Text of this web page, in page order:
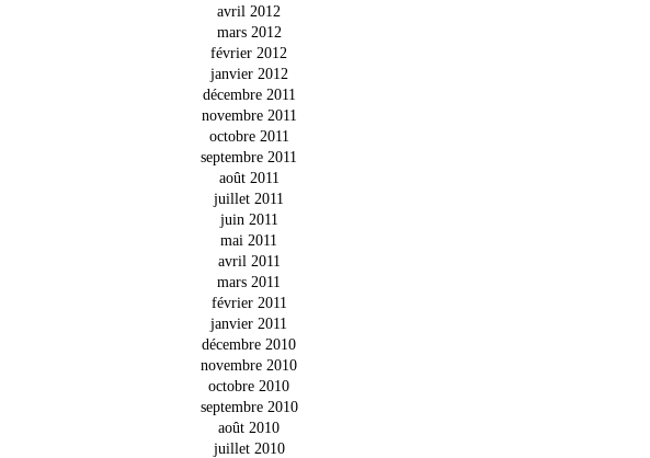
avril 2012
mars 2012
février 2012
janvier 2012
décembre 2011
novembre 2011
octobre 2011
septembre 2011
août 2011
juillet 2011
juin 2011
mai 2011
avril 2011
mars 2011
février 2011
janvier 2011
décembre 2010
novembre 2010
octobre 2010
septembre 2010
août 2010
juillet 2010